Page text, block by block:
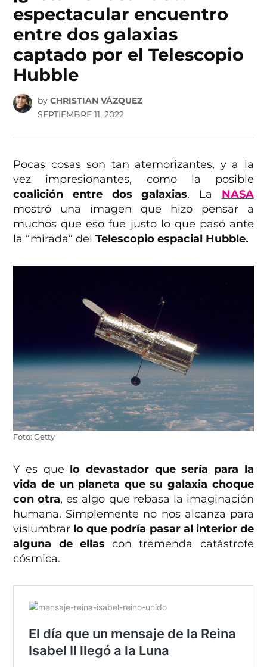
espectacular encuentro
entre dos galaxias
captado por el Telescopio
Hubble
by CHRISTIAN VÁZQUEZ
SEPTIEMBRE 11, 2022
Pocas cosas son tan atemorizantes, y a la
vez impresionantes, como la posible
coalición entre dos galaxias. La NASA
mostró una imagen que hizo pensar a
muchos que eso fue justo lo que pasó ante
la “mirada” delTelescopio espacial Hubble.
Foto: Getty
Y es que lo devastador que sería para la
vida de un planeta que su galaxia choque
con otra, es algo que rebasa la imaginación
humana. Simplemente no nos alcanza para
vislumbrar lo que podría pasar al interior de
alguna de ellas con tremenda catástrofe
cósmica.